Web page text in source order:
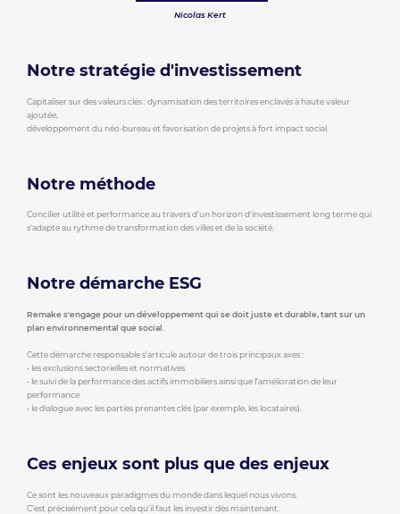
Nicolas Kert
Notre stratégie d'investissement
Capitaliser sur des valeurs clés : dynamisation des territoires enclavés à haute valeur
ajoutée,
développement du néo-bureau et favorisation de projets à fort impact social.
Notre méthode
Concilier utilité et performance au travers d'un horizon d'investissement long terme qui
s'adapte au rythme de transformation des villes et de la société.
Notre démarche ESG
Remake s'engage pour un développement qui se doit juste et durable, tant sur un
plan environnemental que social.
Cette démarche responsable s’articule autour de trois principaux axes :
• les exclusions sectorielles et normatives
• le suivi de la performance des actifs immobiliers ainsi que l’amélioration de leur
performance
• le dialogue avec les parties prenantes clés (par exemple, les locataires).
Ces enjeux sont plus que des enjeux
Ce sont les nouveaux paradigmes du monde dans lequel nous vivons.
C’est précisément pour cela qu’il faut les investir dès maintenant.